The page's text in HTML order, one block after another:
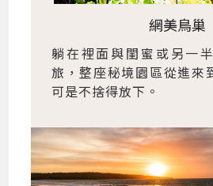
網美鳥巢
躺在裡面與閨蜜或另一
旅，整座秘境園區從進來
可是不捨得放下。